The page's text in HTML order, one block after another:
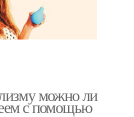
можно ли
с помощью